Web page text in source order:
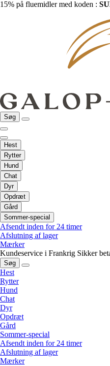
15% på fluemidler med koden :
Søg
Hest
Rytter
Hund
Chat
Dyr
Opdræt
Gård
Sommer-special
Afsendt inden for 24 timer
Afslutning af lager
Mærker
Kundeservice i Frankrig Sikker
Søg
Hest
Rytter
Hund
Chat
Dyr
Opdræt
Gård
Sommer-special
Afsendt inden for 24 timer
Afslutning af lager
Mærker